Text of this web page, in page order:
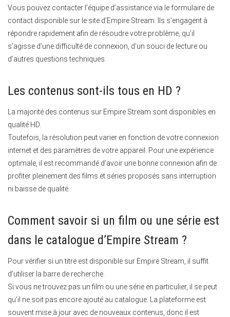
Vous pouvez contacter l’équipe d’assistance via le formulaire de
contact disponible sur le site d’Empire Stream. Ils s’engagent à
répondre rapidement afin de résoudre votre problème, qu’il
s’agisse d’une difficulté de connexion, d’un souci de lecture ou
d’autres questions techniques.
Les contenus sont-ils tous en HD ?
La majorité des contenus sur Empire Stream sont disponibles en
qualité HD.
Toutefois, la résolution peut varier en fonction de votre connexion
internet et des paramètres de votre appareil. Pour une expérience
optimale, il est recommandé d’avoir une bonne connexion afin de
profiter pleinement des films et séries proposés sans interruption
ni baisse de qualité.
Comment savoir si un film ou une série est
dans le catalogue d’Empire Stream ?
Pour vérifier si un titre est disponible sur Empire Stream, il suffit
d’utiliser la barre de recherche.
Si vous ne trouvez pas un film ou une série en particulier, il se peut
qu’il ne soit pas encore ajouté au catalogue. La plateforme est
souvent mise à jour avec de nouveaux contenus, donc il est